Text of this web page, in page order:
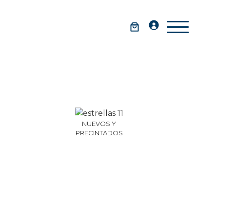
NUEVOS Y
PRECINTADOS